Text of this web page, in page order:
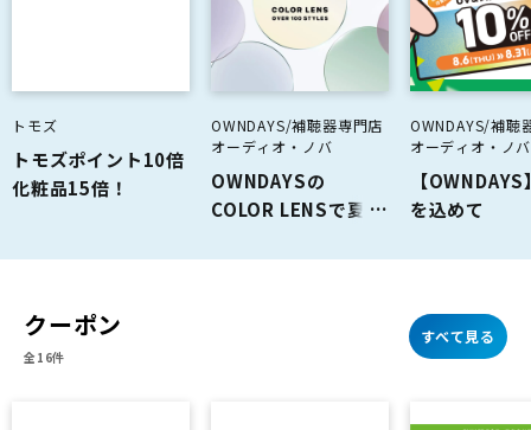
トモズ
トモズポイント10倍
化粧品15倍！
OWNDAYS/補聴器専門店
オーディオ・ノバ
OWNDAYSの
COLOR LENSで夏を
STYLES~
OWNDAYS/補聴
オーディオ・ノバ
【
を込めて
THANK YOU
第1弾はUV＆
ライトカット
クーポン
全16件
すべて見る